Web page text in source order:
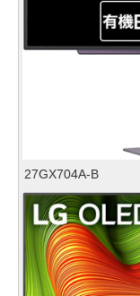
27GX704A-B